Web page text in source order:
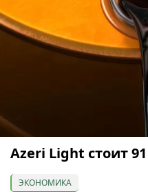
Azeri Light стоит
ЭКОНОМИКА